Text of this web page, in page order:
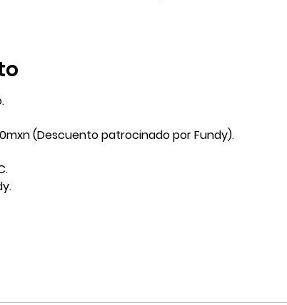
(Descuento patrocinado por Fundy).